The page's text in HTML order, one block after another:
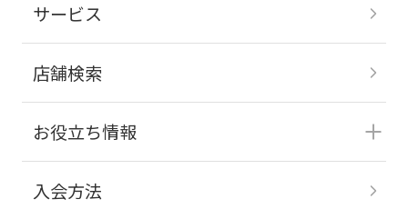
サービス
店舗検索
お役立ち情報
入会方法